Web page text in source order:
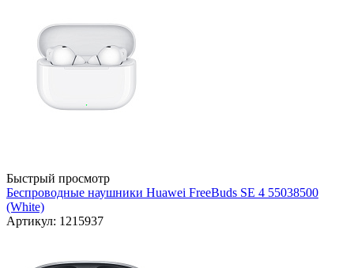
Быстрый просмотр
Беспроводные наушники Huawei FreeBuds SE 4 55038500
(White)
Артикул: 1215937